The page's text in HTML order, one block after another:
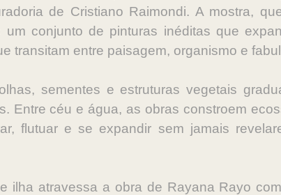
de Cristiano Raimondi. A mostra,
conjunto de pinturas inéditas que
transitam entre paisagem, organismo e
sementes e estruturas vegetais
Entre céu e água, as obras constroem
flutuar e se expandir sem jamais
ilha atravessa a obra de Rayana Rayo